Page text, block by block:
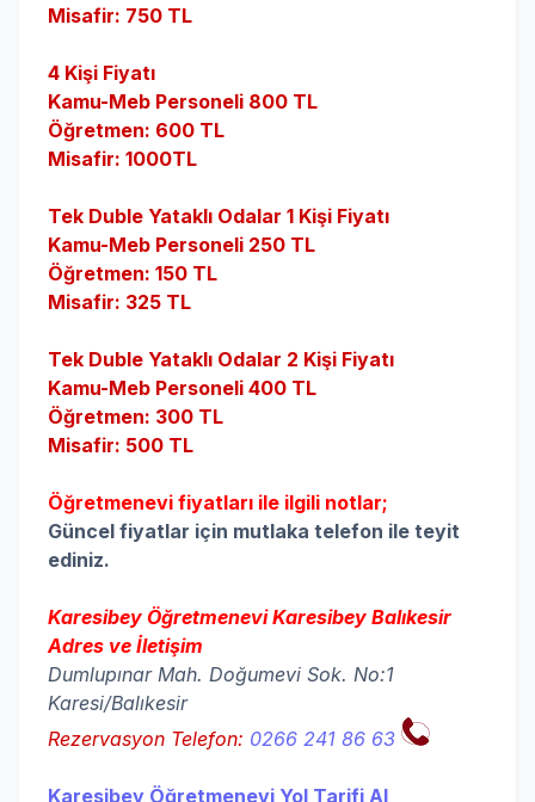
Misafir: 750 TL
4 Kişi Fiyatı
Kamu-Meb Personeli 800 TL
Öğretmen: 600 TL
Misafir: 1000TL
Tek Duble Yataklı Odalar 1 Kişi Fiyatı
Kamu-Meb Personeli 250 TL
Öğretmen: 150 TL
Misafir: 325 TL
Tek Duble Yataklı Odalar 2 Kişi Fiyatı
Kamu-Meb Personeli 400 TL
Öğretmen: 300 TL
Misafir: 500 TL
Öğretmenevi fiyatları ile ilgili notlar;
Güncel fiyatlar için mutlaka telefon ile teyit
ediniz.
Karesibey Öğretmenevi Karesibey Balıkesir
Adres ve İletişim
Dumlupınar Mah. Doğumevi Sok. No:1
Karesi/Balıkesir
Rezervasyon Telefon: 0266 241 86 63
Karesibey Öğretmenevi Yol Tarifi Al